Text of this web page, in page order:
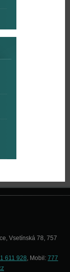
Vsetínská 78, 757
611 928, Mobil: 777